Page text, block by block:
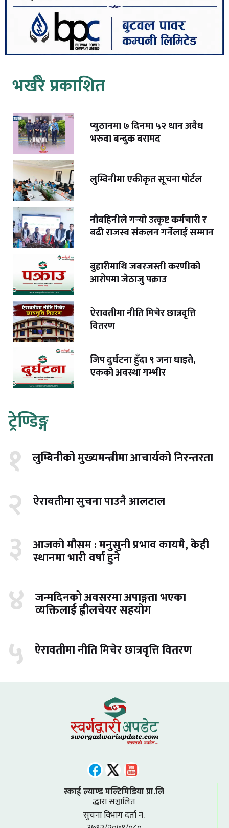
भर्खरै प्रकाशित
प्युठानमा ७ दिनमा ५२ थान अवैध
भरुवा बन्दुक बरामद
लुम्बिनीमा एकीकृत सूचना पोर्टल
नौबहिनीले गर्‍यो उत्कृष्ट कर्मचारी र
बढी राजस्व संकलन गर्नेलाई सम्मान
बुहारीमाथि जबरजस्ती करणीको
आरोपमा जेठाजु पक्राउ
ऐरावतीमा नीति मिचेर छात्रवृत्ति
वितरण
जिप दुर्घटना हुँदा ९ जना घाइते,
एकको अवस्था गम्भीर
ट्रेण्डिङ्ग
१ लुम्बिनीको मुख्यमन्त्रीमा आचार्यको निरन्तरता
२ ऐरावतीमा सुचना पाउनै आलटाल
३ आजको मौसम : मनुसुनी प्रभाव कायमै, केही
स्थानमा भारी वर्षा हुने
४ जन्मदिनको अवसरमा अपाङ्गता भएका
व्यक्तिलाई ह्वीलचेयर सहयोग
५ ऐरावतीमा नीति मिचेर छात्रवृत्ति वितरण
स्काई ल्याण्ड मल्टिमिडिया प्रा.लि
द्धारा सञ्चालित
सुचना विभाग दर्ता नं.